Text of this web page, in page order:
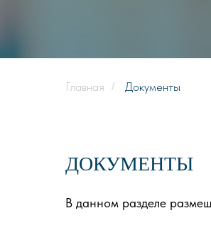
Главная / Документы
ДОКУМЕНТЫ
В данном разделе